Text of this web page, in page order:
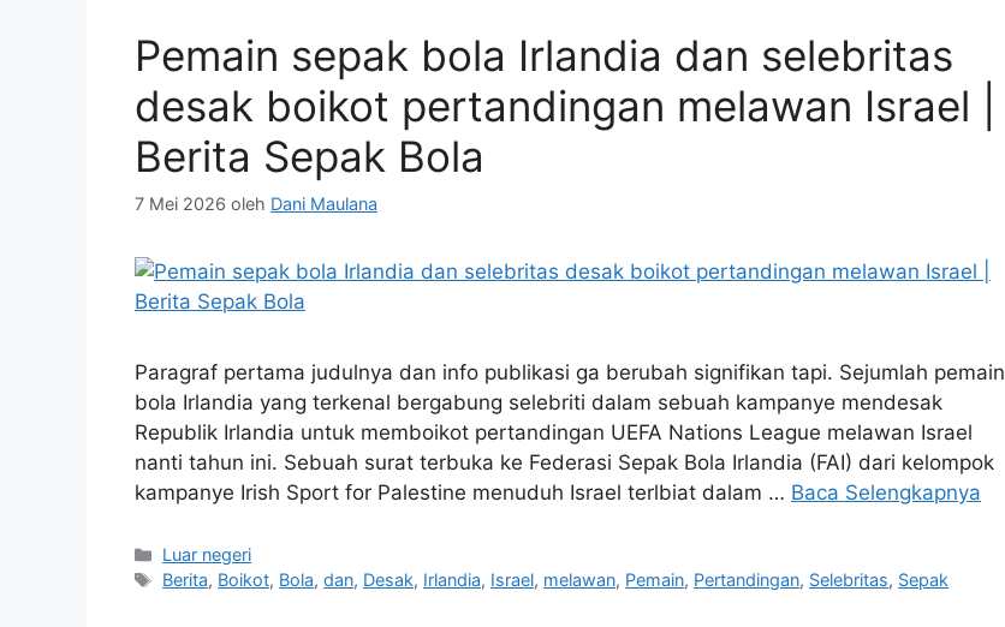
Pemain sepak bola Irlandia dan selebritas
desak boikot pertandingan melawan Israel |
Berita Sepak Bola
7 Mei 2026 oleh Dani Maulana
Paragraf pertama judulnya dan info publikasi ga berubah signifikan tapi. Sejumlah pemain
bola Irlandia yang terkenal bergabung selebriti dalam sebuah kampanye mendesak
Republik Irlandia untuk memboikot pertandingan UEFA Nations League melawan Israel
nanti tahun ini. Sebuah surat terbuka ke Federasi Sepak Bola Irlandia (FAI) dari kelompok
kampanye Irish Sport for Palestine menuduh Israel terlbiat dalam … Baca Selengkapnya
Kategori
Luar negeri
Tag
Berita, Boikot, Bola,dan, Desak, Irlandia, Israel, melawan, Pemain, Pertandingan, Selebritas, Sepak